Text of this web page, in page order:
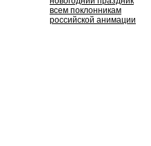
всем поклонникам
российской анимации